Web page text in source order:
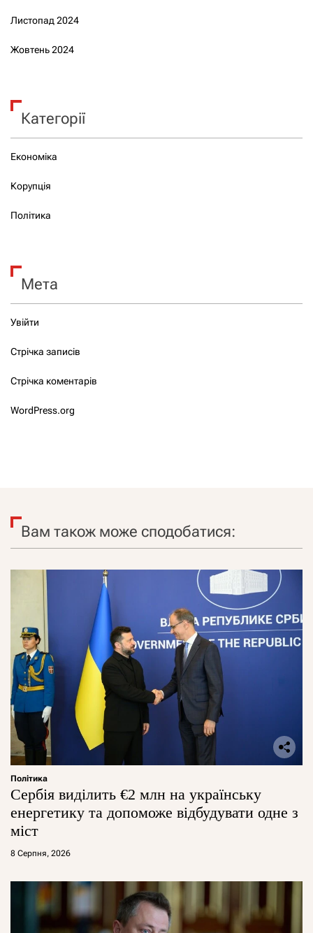
Листопад 2024
Жовтень 2024
Категорії
Економіка
Корупція
Політика
Мета
Увійти
Стрічка записів
Стрічка коментарів
WordPress.org
Вам також може сподобатися:
Політика
Сербія виділить €2 млн на українську
енергетику та допоможе відбудувати одне з
міст
8 Серпня, 2026